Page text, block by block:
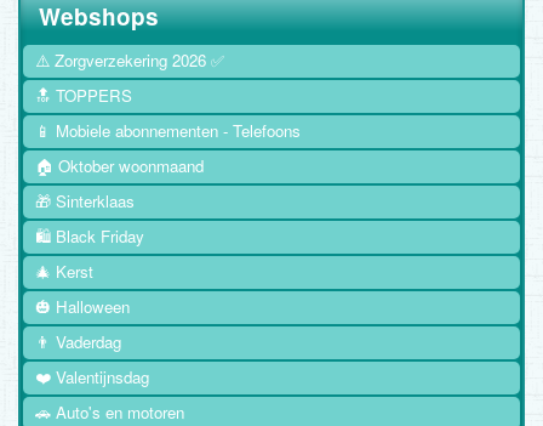
Webshops
⚠️ Zorgverzekering 2026 ✅
🔝 TOPPERS
📱 Mobiele abonnementen - Telefoons
🏠 Oktober woonmaand
🎁 Sinterklaas
🛍️ Black Friday
🎄 Kerst
🎃 Halloween
👨 Vaderdag
❤️ Valentijnsdag
🚗 Auto's en motoren